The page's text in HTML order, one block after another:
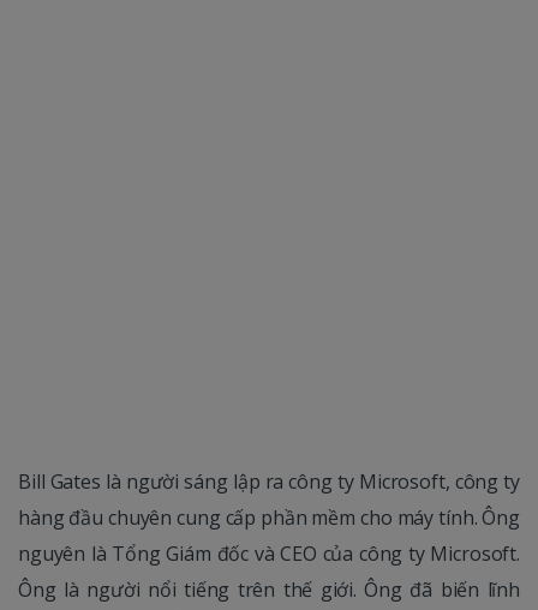
Bill Gates là người sáng lập ra công ty Microsoft, công ty
hàng đầu chuyên cung cấp phần mềm cho máy tính. Ông
nguyên là Tổng Giám đốc và CEO của công ty Microsoft.
Ông là người nổi tiếng trên thế giới. Ông đã biến lĩnh